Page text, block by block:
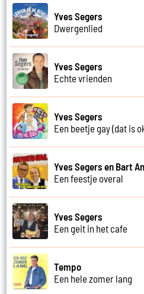
Yves Segers
Dwergenlied
Yves Segers
Echte vrienden
Yves Segers
Een beetje gay (dat is
Yves Segers en Bart
Een feestje overal
Yves Segers
Een geit in het cafe
Tempo
Een hele zomer lang